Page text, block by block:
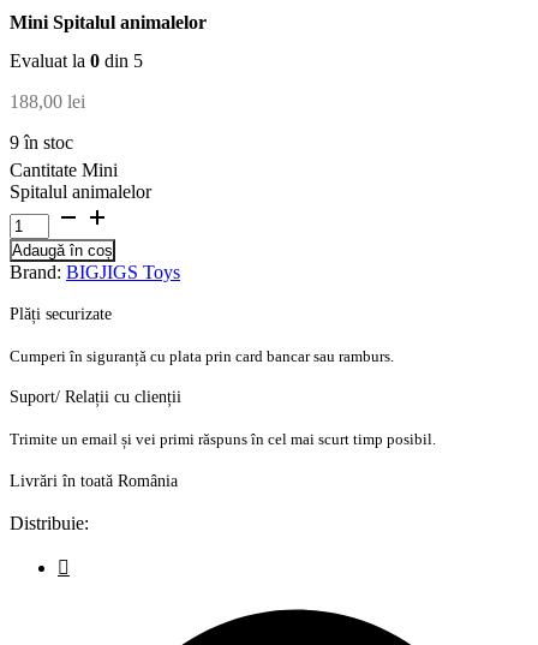
Mini Spitalul animalelor
Evaluat la 0 din 5
188,00 lei
9 în stoc
Cantitate Mini
Spitalul animalelor
Adaugă în coș
Brand: BIGJIGS Toys
Plăți securizate
Cumperi în siguranță cu plata prin card bancar sau ramburs.
Suport/ Relații cu clienții
Trimite un email și vei primi răspuns în cel mai scurt timp posibil.
Livrări în toată România
Distribuie: